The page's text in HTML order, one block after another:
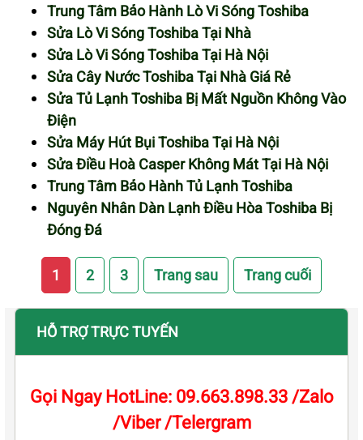
Trung Tâm Bảo Hành Lò Vi Sóng Toshiba
Sửa Lò Vi Sóng Toshiba Tại Nhà
Sửa Lò Vi Sóng Toshiba Tại Hà Nội
Sửa Cây Nước Toshiba Tại Nhà Giá Rẻ
Sửa Tủ Lạnh Toshiba Bị Mất Nguồn Không Vào
Điện
Sửa Máy Hút Bụi Toshiba Tại Hà Nội
Sửa Điều Hoà Casper Không Mát Tại Hà Nội
Trung Tâm Bảo Hành Tủ Lạnh Toshiba
Nguyên Nhân Dàn Lạnh Điều Hòa Toshiba Bị
Đóng Đá
1 2 3 Trang sau Trang cuối
HỖ TRỢ TRỰC TUYẾN
Gọi Ngay HotLine: 09.663.898.33 /Zalo
/Viber /Telergram